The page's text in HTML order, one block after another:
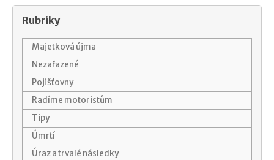
Rubriky
Majetková újma
Nezařazené
Pojišťovny
Radíme motoristům
Tipy
Úmrtí
Úraz a trvalé následky